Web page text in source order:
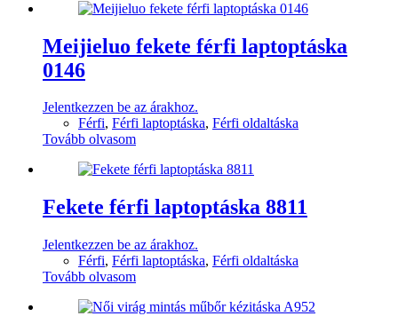
Meijieluo fekete férfi laptoptáska
0146
Jelentkezzen be az árakhoz.
Férfi, Férfi laptoptáska, Férfi oldaltáska
Tovább olvasom
Fekete férfi laptoptáska 8811
Jelentkezzen be az árakhoz.
Férfi, Férfi laptoptáska, Férfi oldaltáska
Tovább olvasom